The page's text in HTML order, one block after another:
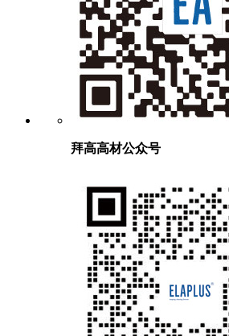
拜高高材公众号